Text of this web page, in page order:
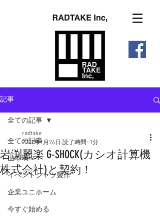
記事
全ての記事
山本璃々
イベントシャツ製作
企業ユニホーム
今すぐ始める
全ての記事
岩渕麗楽 G-SHOCK(カシオ計算機
株式会社)と契約！
radtake
2022年1月26日 読了時間: 1分